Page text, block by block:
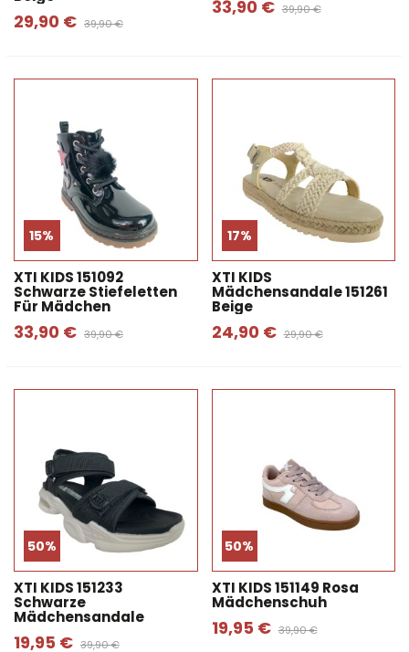
29,90 € 39,90 €
33,90 € 39,90 €
15%
XTI KIDS 151092
Schwarze Stiefeletten
Für Mädchen
33,90 € 39,90 €
17%
XTI KIDS
Mädchensandale 151261
Beige
24,90 € 29,90 €
50%
XTI KIDS 151233
Schwarze
Mädchensandale
19,95 € 39,90 €
50%
XTI KIDS 151149 Rosa
Mädchenschuh
19,95 € 39,90 €